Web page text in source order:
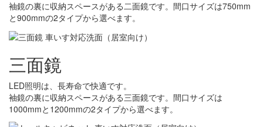
袖鏡の裏に収納スペースがある二面鏡です。間口サイズは750mm
と900mmの2タイプから選べます。
三面鏡
LED照明は、長寿命で快適です。
袖鏡の裏に収納スペースがある三面鏡です。間口サイズは
1000mmと1200mmの2タイプから選べます。